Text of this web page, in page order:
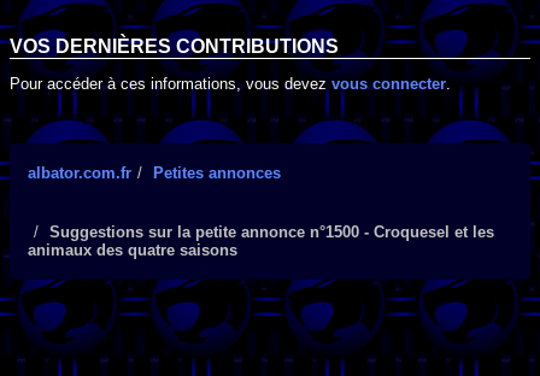
VOS DERNIÈRES CONTRIBUTIONS
Pour accéder à ces informations, vous devezvous connecter.
albator.com.fr Petites annonces
Suggestions sur la petite annonce n°1500 - Croquesel et les
animaux des quatre saisons